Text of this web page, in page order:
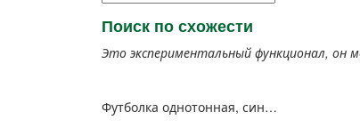
Поиск по схожести
Это экспериментальный функционал,
Футболка однотонная, синяя, трикотаж